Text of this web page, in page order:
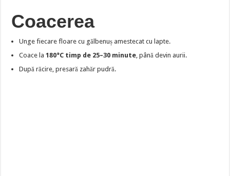
Coacerea
Unge fiecare floare cu gălbenuș amestecat cu lapte.
Coace la180°C timp de 25–30 minute, până devin aurii.
După răcire, presară zahăr pudră.